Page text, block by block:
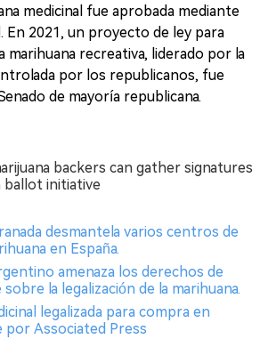
medicinal fue aprobada mediante
En 2021, un proyecto de ley para
marihuana recreativa, liderado por la
por los republicanos, fue
de mayoría republicana.
backers can gather signatures
initiative
desmantela varios centros de
en España.
amenaza los derechos de
la legalización de la marihuana.
legalizada para compra en
por Associated Press